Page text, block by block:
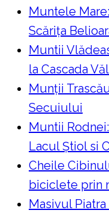
Muntele
Scăriţa
Muntii
la Cascada
Munții
Secuiului
Muntii
Lacul Ştiol si
Cheile
biciclete prin
Masivul